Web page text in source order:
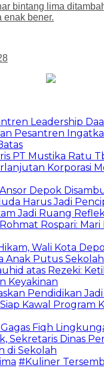
bintang lima
enak bener.
Leadership
Pesantren
PT Mustika Ratu
Korporasi
Depok
Harus Jadi
Jadi Ruang
Rospari: Mari
Wali Kota
Anak Putus Sekolah
atas Rezeki:
Keyakinan
Pendidikan
Kawal Program
Fiqh
Sekretaris Dinas
di Sekolah
#Kuliner